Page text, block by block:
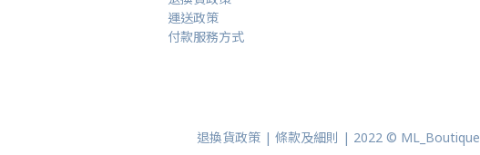
運送政策
付款服務方式
退換貨政策 | 條款及細則 | 2022 © ML_Boutique